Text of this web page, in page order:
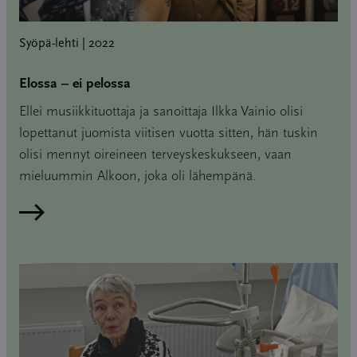
Syöpä-lehti | 2022
Elossa – ei pelossa
Ellei musiikkituottaja ja sanoittaja Ilkka Vainio olisi
lopettanut juomista viitisen vuotta sitten, hän tuskin
olisi mennyt oireineen terveyskeskukseen, vaan
mieluummin Alkoon, joka oli lähempänä.
Lue artikkeli